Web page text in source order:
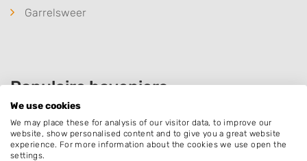
Garrelsweer
Populaire hoveniers
E-plant
We use cookies
We may place these for analysis of our visitor data, to improve our
website, show personalised content and to give you a great website
experience. For more information about the cookies we use open the
settings.